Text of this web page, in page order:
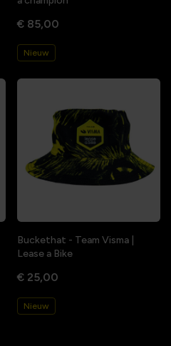
€ 85,00
Nieuw
Buckethat - Team Visma |
Lease a Bike
€ 25,00
Nieuw